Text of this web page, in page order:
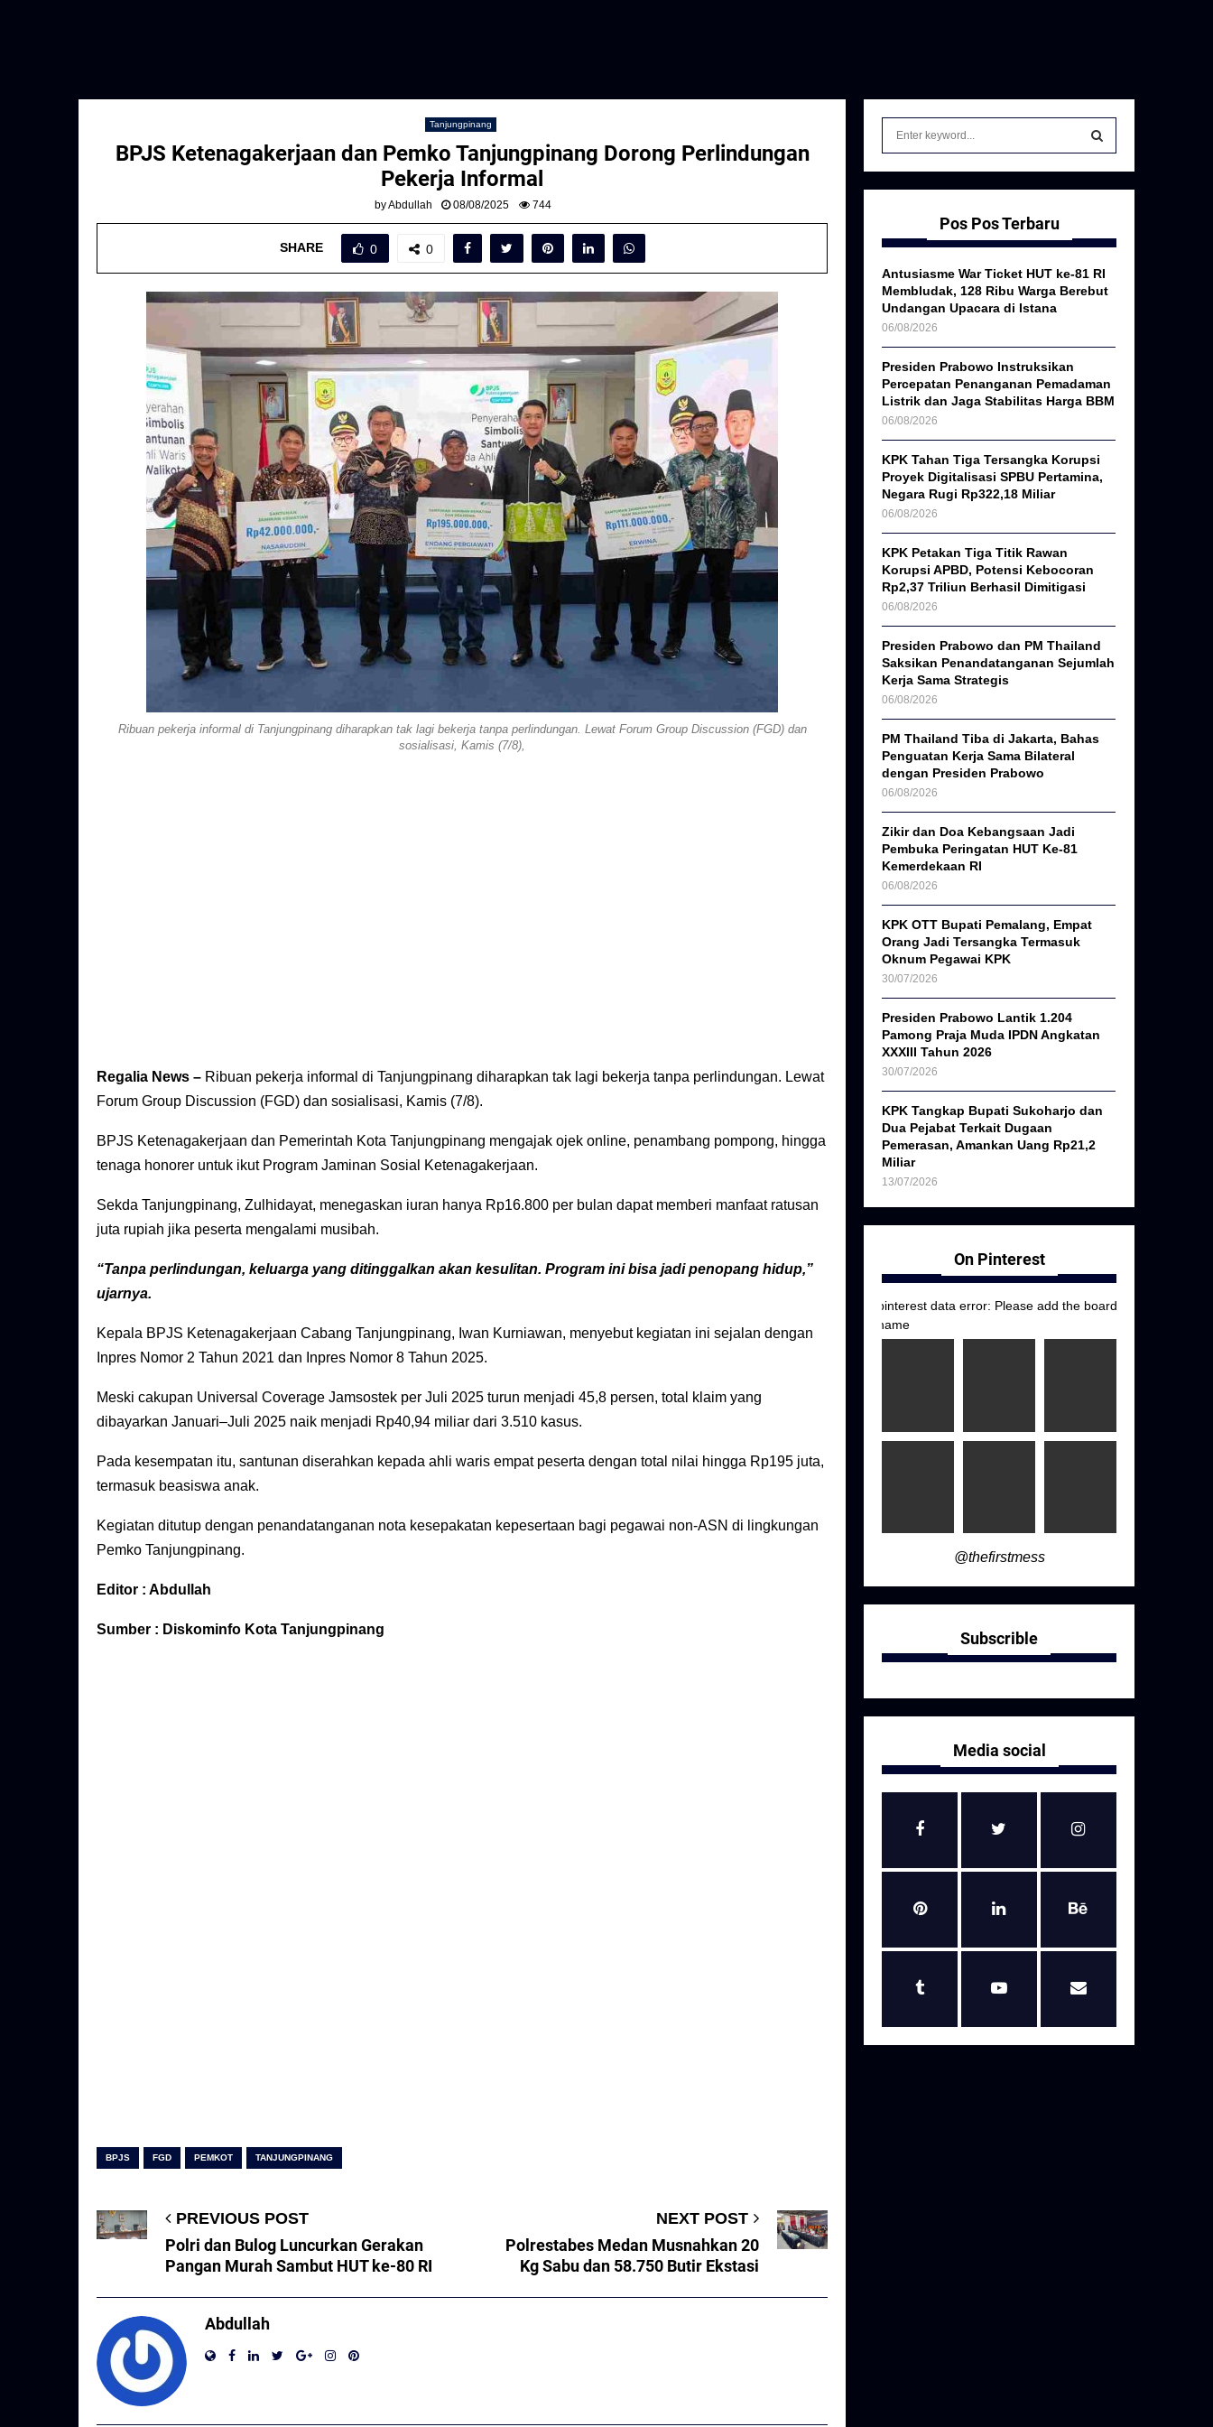
Tanjungpinang
BPJS Ketenagakerjaan dan Pemko Tanjungpinang Dorong Perlindungan
Pekerja Informal
byAbdullah 08/08/2025 744
SHARE 0 0
Ribuan pekerja informal di Tanjungpinang diharapkan tak lagi bekerja tanpa perlindungan. Lewat Forum Group Discussion (FGD) dan
sosialisasi, Kamis (7/8),
Regalia News – Ribuan pekerja informal di Tanjungpinang diharapkan tak lagi bekerja tanpa perlindungan. Lewat
Forum Group Discussion (FGD) dan sosialisasi, Kamis (7/8).
BPJS Ketenagakerjaan dan Pemerintah Kota Tanjungpinang mengajak ojek online, penambang pompong, hingga
tenaga honorer untuk ikut Program Jaminan Sosial Ketenagakerjaan.
Sekda Tanjungpinang, Zulhidayat, menegaskan iuran hanya Rp16.800 per bulan dapat memberi manfaat ratusan
juta rupiah jika peserta mengalami musibah.
“Tanpa perlindungan, keluarga yang ditinggalkan akan kesulitan. Program ini bisa jadi penopang hidup,”
ujarnya.
Kepala BPJS Ketenagakerjaan Cabang Tanjungpinang, Iwan Kurniawan, menyebut kegiatan ini sejalan dengan
Inpres Nomor 2 Tahun 2021 dan Inpres Nomor 8 Tahun 2025.
Meski cakupan Universal Coverage Jamsostek per Juli 2025 turun menjadi 45,8 persen, total klaim yang
dibayarkan Januari–Juli 2025 naik menjadi Rp40,94 miliar dari 3.510 kasus.
Pada kesempatan itu, santunan diserahkan kepada ahli waris empat peserta dengan total nilai hingga Rp195 juta,
termasuk beasiswa anak.
Kegiatan ditutup dengan penandatanganan nota kesepakatan kepesertaan bagi pegawai non-ASN di lingkungan
Pemko Tanjungpinang.
Editor : Abdullah
Sumber : Diskominfo Kota Tanjungpinang
BPJS FGD PEMKOT TANJUNGPINANG
PREVIOUS POST
Polri dan Bulog Luncurkan Gerakan
Pangan Murah Sambut HUT ke-80 RI
NEXT POST
Polrestabes Medan Musnahkan 20
Kg Sabu dan 58.750 Butir Ekstasi
Abdullah
f
r
:
S
A
R
H
Pos Pos Terbaru
Antusiasme War Ticket HUT ke-81 RI
Membludak, 128 Ribu Warga Berebut
Undangan Upacara di Istana
06/08/2026
Presiden Prabowo Instruksikan
Percepatan Penanganan Pemadaman
Listrik dan Jaga Stabilitas Harga BBM
06/08/2026
KPK Tahan Tiga Tersangka Korupsi
Proyek Digitalisasi SPBU Pertamina,
Negara Rugi Rp322,18 Miliar
06/08/2026
KPK Petakan Tiga Titik Rawan
Korupsi APBD, Potensi Kebocoran
Rp2,37 Triliun Berhasil Dimitigasi
06/08/2026
Presiden Prabowo dan PM Thailand
Saksikan Penandatanganan Sejumlah
Kerja Sama Strategis
06/08/2026
PM Thailand Tiba di Jakarta, Bahas
Penguatan Kerja Sama Bilateral
dengan Presiden Prabowo
06/08/2026
Zikir dan Doa Kebangsaan Jadi
Pembuka Peringatan HUT Ke-81
Kemerdekaan RI
06/08/2026
KPK OTT Bupati Pemalang, Empat
Orang Jadi Tersangka Termasuk
Oknum Pegawai KPK
30/07/2026
Presiden Prabowo Lantik 1.204
Pamong Praja Muda IPDN Angkatan
XXXIII Tahun 2026
30/07/2026
KPK Tangkap Bupati Sukoharjo dan
Dua Pejabat Terkait Dugaan
Pemerasan, Amankan Uang Rp21,2
Miliar
13/07/2026
On Pinterest
pinterest data error: Please add the board
name
@thefirstmess
Subscrible
Media social